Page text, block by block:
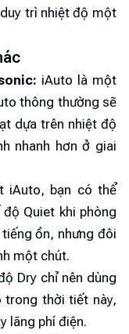
trì nhiệt độ một
iAuto là một
thông thường sẽ
dựa trên nhiệt độ
nhanh hơn ở giai
iAuto, bạn có thể
Quiet khi phòng
ồn, nhưng đôi
một chút.
Dry chỉ nên dùng
trong thời tiết này,
lãng phí điện.